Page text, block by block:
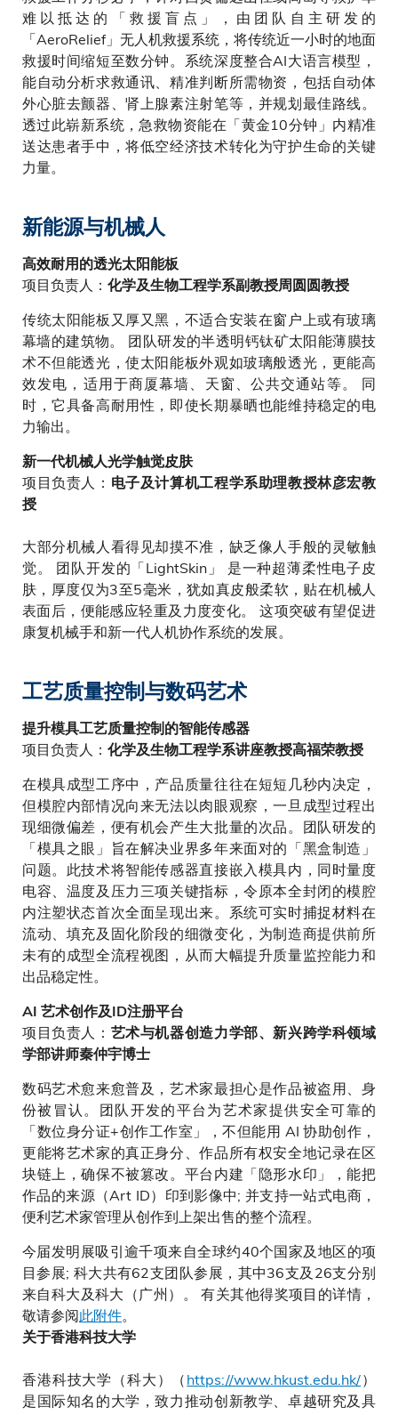
难以抵达的「救援盲点」，由团队自主研发的
「AeroRelief」无人机救援系统，将传统近一小时的地面
救援时间缩短至数分钟。系统深度整合AI大语言模型，
能自动分析求救通讯、精准判断所需物资，包括自动体
外心脏去颤器、肾上腺素注射笔等，并规划最佳路线。
透过此崭新系统，急救物资能在「黄金10分钟」内精准
送达患者手中，将低空经济技术转化为守护生命的关键
力量。
新能源与机械人
高效耐用的透光太阳能板
项目负责人： 化学及生物工程学系副教授周圆圆教授
传统太阳能板又厚又黑，不适合安装在窗户上或有玻璃
幕墙的建筑物。 团队研发的半透明钙钛矿太阳能薄膜技
术不但能透光，使太阳能板外观如玻璃般透光，更能高
效发电，适用于商厦幕墙、天窗、公共交通站等。 同
时，它具备高耐用性，即使长期暴晒也能维持稳定的电
力输出。
新一代机械人光学触觉皮肤
项目负责人： 电子及计算机工程学系助理教授林彦宏教
授
大部分机械人看得见却摸不准，缺乏像人手般的灵敏触
觉。 团队开发的「LightSkin」 是一种超薄柔性电子皮
肤，厚度仅为3至5毫米，犹如真皮般柔软，贴在机械人
表面后，便能感应轻重及力度变化。 这项突破有望促进
康复机械手和新一代人机协作系统的发展。
工艺质量控制与数码艺术
提升模具工艺质量控制的智能传感器
项目负责人： 化学及生物工程学系讲座教授高福荣教授
在模具成型工序中，产品质量往往在短短几秒内决定，
但模腔内部情况向来无法以肉眼观察，一旦成型过程出
现细微偏差，便有机会产生大批量的次品。团队研发的
「模具之眼」旨在解决业界多年来面对的「黑盒制造」
问题。此技术将智能传感器直接嵌入模具内，同时量度
电容、温度及压力三项关键指标，令原本全封闭的模腔
内注塑状态首次全面呈现出来。系统可实时捕捉材料在
流动、填充及固化阶段的细微变化，为制造商提供前所
未有的成型全流程视图，从而大幅提升质量监控能力和
出品稳定性。
AI 艺术创作及ID注册平台
项目负责人： 艺术与机器创造力学部、新兴跨学科领域
学部讲师秦仲宇博士
数码艺术愈来愈普及，艺术家最担心是作品被盗用、身
份被冒认。团队开发的平台为艺术家提供安全可靠的
「数位身分证+创作工作室」，不但能用 AI 协助创作，
更能将艺术家的真正身分、作品所有权安全地记录在区
块链上，确保不被篡改。平台内建「隐形水印」，能把
作品的来源（Art ID）印到影像中; 并支持一站式电商，
便利艺术家管理从创作到上架出售的整个流程。
今届发明展吸引逾千项来自全球约40个国家及地区的项
目参展; 科大共有62支团队参展，其中36支及26支分别
来自科大及科大（广州）。 有关其他得奖项目的详情，
敬请参阅此附件。
关于香港科技大学
香港科技大学（科大）（https://www.hkust.edu.hk/）
是国际知名的大学，致力推动创新教学、卓越研究及具